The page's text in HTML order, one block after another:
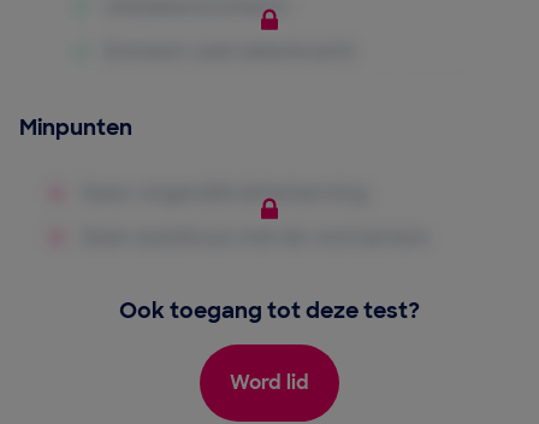
Minpunten
Ook toegang tot deze test?
Word lid